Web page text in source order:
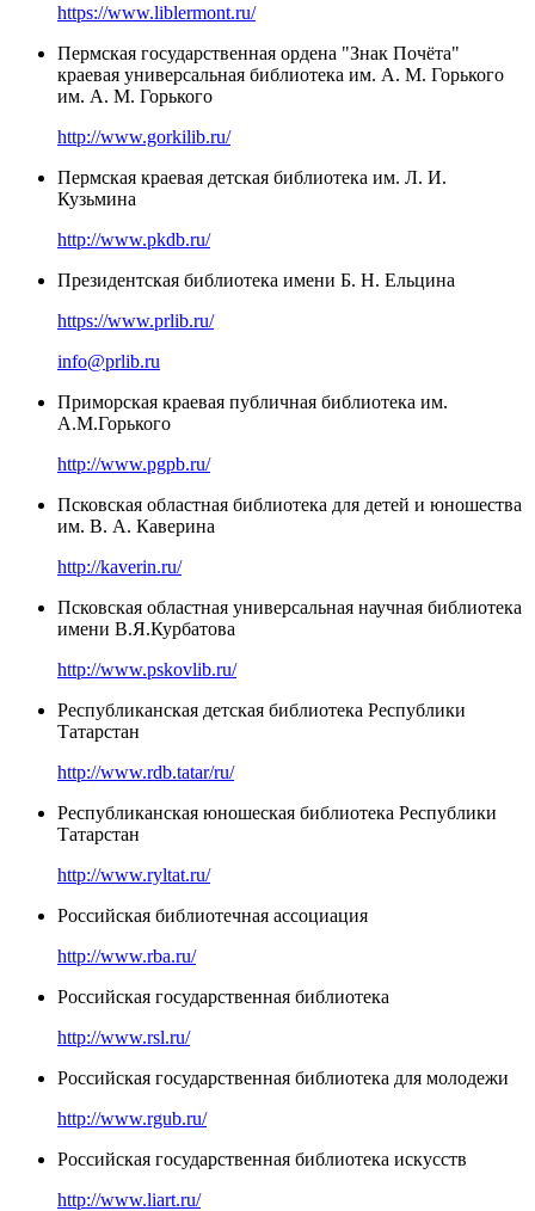
https://www.liblermont.ru/
Пермская государственная ордена "Знак Почёта"
краевая универсальная библиотека им. А. М. Горького
им. А. М. Горького
http://www.gorkilib.ru/
Пермская краевая детская библиотека им. Л. И.
Кузьмина
http://www.pkdb.ru/
Президентская библиотека имени Б. Н. Ельцина
https://www.prlib.ru/
info@prlib.ru
Приморская краевая публичная библиотека им.
А.М.Горького
http://www.pgpb.ru/
Псковская областная библиотека для детей и юношества
им. В. А. Каверина
http://kaverin.ru/
Псковская областная универсальная научная библиотека
имени В.Я.Курбатова
http://www.pskovlib.ru/
Республиканская детская библиотека Республики
Татарстан
http://www.rdb.tatar/ru/
Республиканская юношеская библиотека Республики
Татарстан
http://www.ryltat.ru/
Российская библиотечная ассоциация
http://www.rba.ru/
Российская государственная библиотека
http://www.rsl.ru/
Российская государственная библиотека для молодежи
http://www.rgub.ru/
Российская государственная библиотека искусств
http://www.liart.ru/